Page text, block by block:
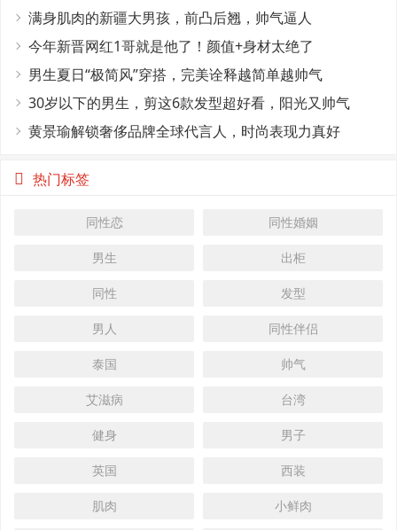
满身肌肉的新疆大男孩，前凸后翘，帅气逼人
今年新晋网红1哥就是他了！颜值+身材太绝了
男生夏日“极简风”穿搭，完美诠释越简单越帅气
30岁以下的男生，剪这6款发型超好看，阳光又帅气
黄景瑜解锁奢侈品牌全球代言人，时尚表现力真好
热门标签
同性恋 同性婚姻
男生 出柜
同性 发型
男人 同性伴侣
泰国 帅气
艾滋病 台湾
健身 男子
英国 西装
肌肉 小鲜肉